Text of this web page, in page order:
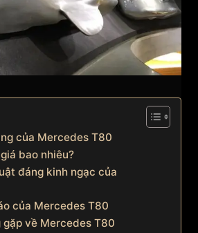
của Mercedes T80
bao nhiêu?
đáng kinh ngạc của
của Mercedes T80
gặp về Mercedes T80